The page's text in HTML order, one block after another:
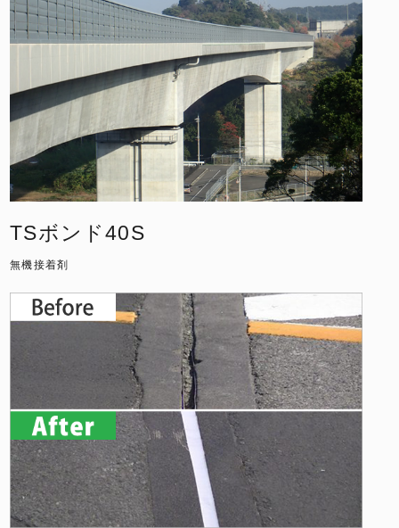
TSボンド40S
無機接着剤